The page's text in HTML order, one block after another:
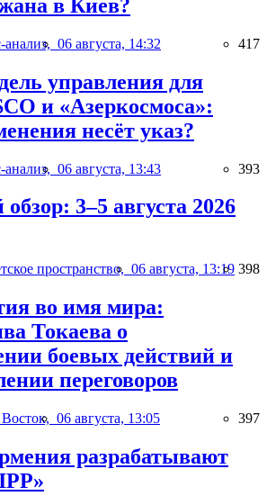
в Киев?
анализ, 06 августа, 14:32 417
управления для
и «Азеркосмоса»:
несёт указ?
анализ, 06 августа, 13:43 393
3–5 августа 2026
пространство, 06 августа, 13:19 398
во имя мира:
Токаева о
боевых действий и
переговоров
06 августа, 13:05 397
разрабатывают